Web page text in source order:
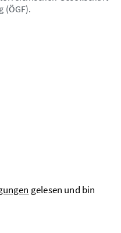
(ÖGF).
gelesen und bin